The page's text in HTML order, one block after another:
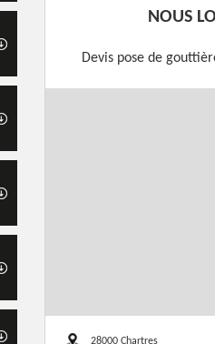
NOUS
Devis pose de
28000 Chartres